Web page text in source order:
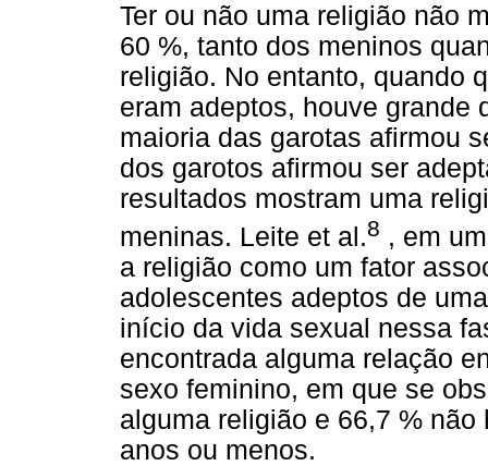
Ter ou não uma religião não
60 %, tanto dos meninos
religião. No entanto, quando
eram adeptos, houve grande
maioria das garotas afirmou
dos garotos afirmou ser
resultados mostram uma
meninas. Leite et al.8 , em
a religião como um fator
adolescentes adeptos de
início da vida sexual nessa
encontrada alguma relação
sexo feminino, em que se
alguma religião e 66,7 %
anos ou menos.